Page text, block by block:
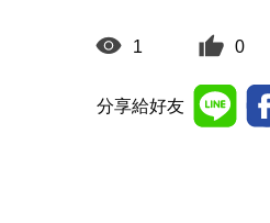
1 0
分享給好友